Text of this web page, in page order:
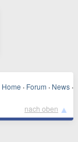
Home · Forum · News ·
nach oben ▲